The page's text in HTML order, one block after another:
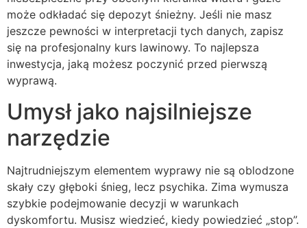
może odkładać się depozyt śnieżny. Jeśli nie masz
jeszcze pewności w interpretacji tych danych, zapisz
się na profesjonalny kurs lawinowy. To najlepsza
inwestycja, jaką możesz poczynić przed pierwszą
wyprawą.
Umysł jako najsilniejsze
narzędzie
Najtrudniejszym elementem wyprawy nie są oblodzone
skały czy głęboki śnieg, lecz psychika. Zima wymusza
szybkie podejmowanie decyzji w warunkach
dyskomfortu. Musisz wiedzieć, kiedy powiedzieć „stop”.